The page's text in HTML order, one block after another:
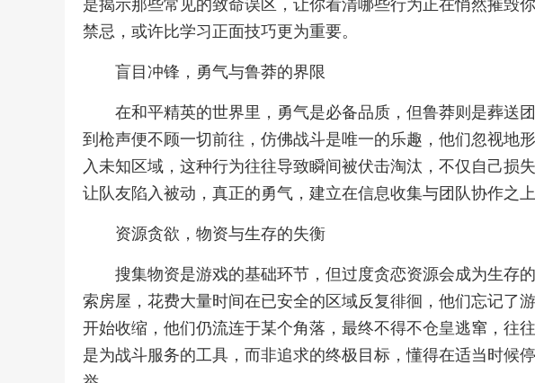
是揭示那些常见的致命误区，让你看清哪些行为正在悄然摧毁
禁忌，或许比学习正面技巧更为重要。
盲目冲锋，勇气与鲁莽的界限
在和平精英的世界里，勇气是必备品质，但鲁莽则是葬送
到枪声便不顾一切前往，仿佛战斗是唯一的乐趣，他们忽视地
入未知区域，这种行为往往导致瞬间被伏击淘汰，不仅自己损
让队友陷入被动，真正的勇气，建立在信息收集与团队协作之
资源贪欲，物资与生存的失衡
搜集物资是游戏的基础环节，但过度贪恋资源会成为生存
索房屋，花费大量时间在已安全的区域反复徘徊，他们忘记了
开始收缩，他们仍流连于某个角落，最终不得不仓皇逃窜，往
是为战斗服务的工具，而非追求的终极目标，懂得在适当时候